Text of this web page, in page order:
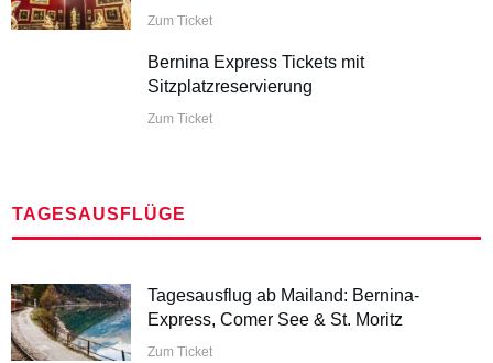
Zum Ticket
Bernina Express Tickets mit
Sitzplatzreservierung
Zum Ticket
TAGESAUSFLÜGE
Tagesausflug ab Mailand: Bernina-
Express, Comer See & St. Moritz
Zum Ticket